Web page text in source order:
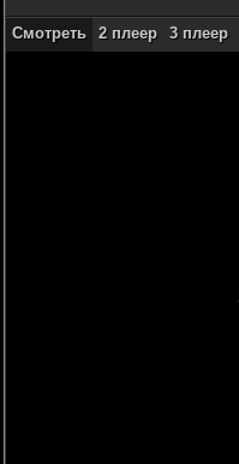
Смотреть 2 плеер 3 плеер